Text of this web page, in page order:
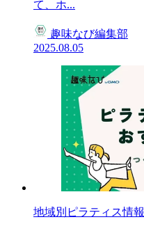
て、ホ...
趣味なび編集部
2025.08.05
地域別ピラティス情報